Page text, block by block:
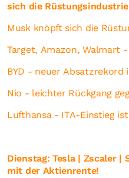
sich die
Musk knöpft sich die
Target, Amazon, Walmart
BYD - neuer Absatzrekord
Nio - leichter Rückgang
Lufthansa - ITA-Einstieg
Dienstag: Tesla | Zscaler |
mit der Aktienrente!